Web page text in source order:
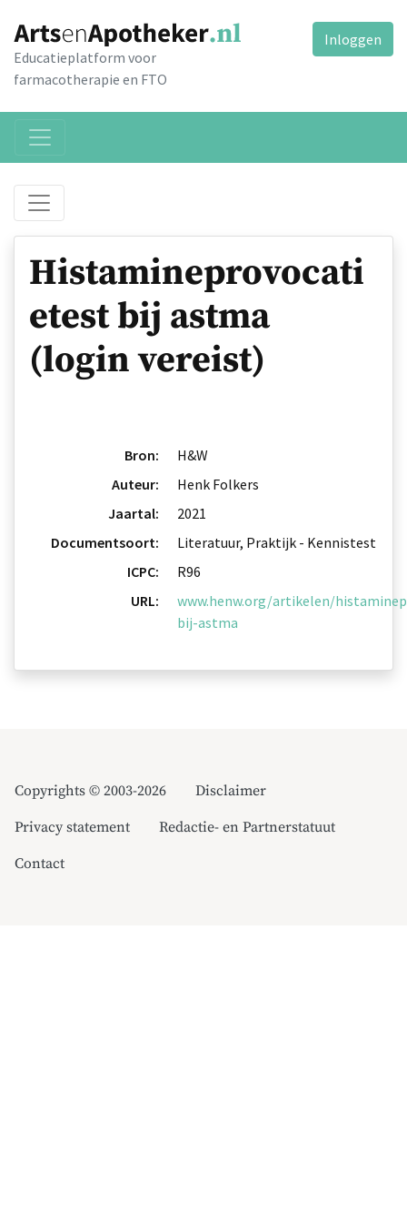
Educatieplatform voor
farmacotherapie en FTO
Inloggen
Histamineprovocati
etest bij astma
(login vereist)
Bron:
H&W
Auteur:
Henk Folkers
Jaartal:
2021
Documentsoort:
Literatuur, Praktijk - Kennistest
ICPC:
R96
URL:
www.henw.org/artikelen/
bij-astma
Copyrights © 2003-2026
Disclaimer
Privacy statement
Redactie- en Partnerstatuut
Contact